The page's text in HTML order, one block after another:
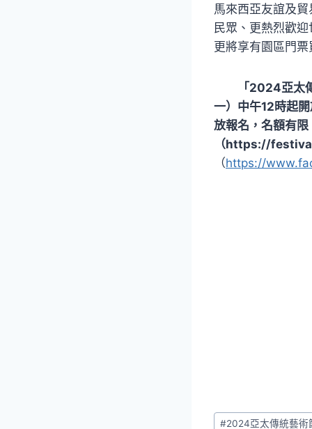
馬來西亞友誼及
民眾、更熱烈歡
更將享有園區門
「2024亞太傳
一）中午12時起
放報名，名額有
（https://
（https://
Post
#2024亞太傳統藝術